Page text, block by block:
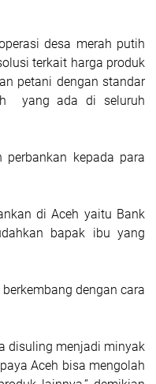
desa merah putih
terkait harga produk
petani dengan standar
yang ada di seluruh
perbankan kepada para
di Aceh yaitu Bank
bapak ibu yang
dengan cara
disuling menjadi minyak
Aceh bisa mengolah